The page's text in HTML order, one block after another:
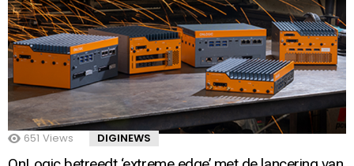
651 Views DIGINEWS